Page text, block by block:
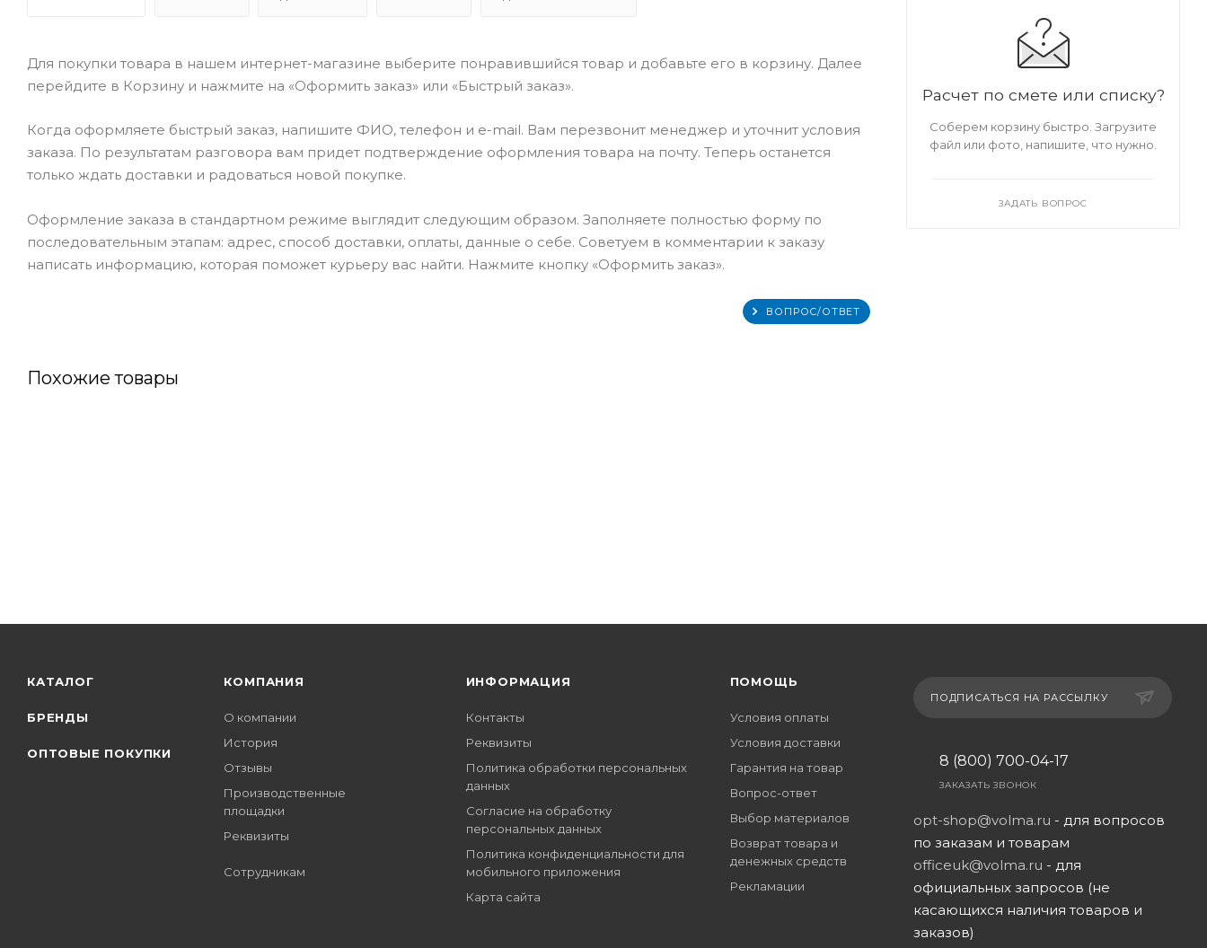
Для покупки товара в нашем интернет-магазине выберите понравившийся товар и добавьте его в корзину. Далее
перейдите в Корзину и нажмите на «Оформить заказ» или «Быстрый заказ».
Когда оформляете быстрый заказ, напишите ФИО, телефон и e-mail. Вам перезвонит менеджер и уточнит условия
заказа. По результатам разговора вам придет подтверждение оформления товара на почту. Теперь останется
только ждать доставки и радоваться новой покупке.
Оформление заказа в стандартном режиме выглядит следующим образом. Заполняете полностью форму по
последовательным этапам: адрес, способ доставки, оплаты, данные о себе. Советуем в комментарии к заказу
написать информацию, которая поможет курьеру вас найти. Нажмите кнопку «Оформить заказ».
ВОПРОС/ОТВЕТ
Похожие товары
Расчет по смете или списку?
Соберем корзину быстро. Загрузите
файл или фото, напишите, что нужно.
ЗАДАТЬ ВОПРОС
КАТАЛОГ
БРЕНДЫ
ОПТОВЫЕ ПОКУПКИ
КОМПАНИЯ
О компании
История
Отзывы
Производственные
площадки
Реквизиты
Сотрудникам
ИНФОРМАЦИЯ
Контакты
Реквизиты
Политика обработки персональных
данных
Согласие на обработку
персональных данных
Политика конфиденциальности для
мобильного приложения
Карта сайта
ПОМОЩЬ
Условия оплаты
Условия доставки
Гарантия на товар
Вопрос-ответ
Выбор материалов
Возврат товара и
денежных средств
Рекламации
ПОДПИСАТЬСЯ НА РАССЫЛКУ
8 (800) 700-04-17
ЗАКАЗАТЬ ЗВОНОК
opt-shop@volma.ru - для вопросов
по заказам и товарам
officeuk@volma.ru - для
официальных запросов (не
касающихся наличия товаров и
заказов)